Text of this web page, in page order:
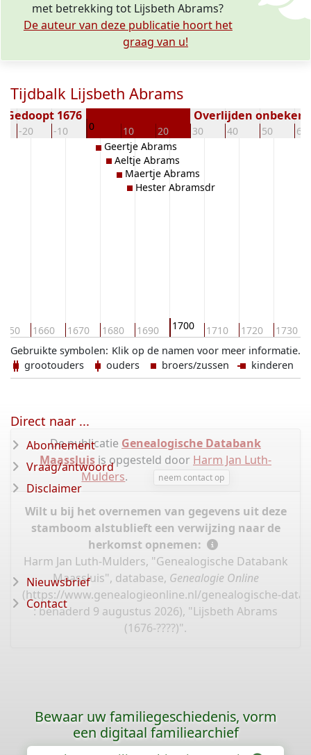
met betrekking tot Lijsbeth Abrams?
De auteur van deze publicatie hoort het
graag van u!
Tijdbalk Lijsbeth Abrams
-20 -10 0 10 20 30 40 50 60
Gedoopt 1676 Overlijden
1660 1670 1680 1690 1700 1710 1720 1730
Geertje Abrams
Aeltje Abrams
Maertje Abrams
Hester Abramsdr
Klik op de namen voor meer informatie.
Gebruikte symbolen:
grootouders
ouders broers/zussen kinderen
De publicatie Genealogische Databank
Maassluis is opgesteld door Harm Jan Luth-
Mulders. neem contact op
Wilt u bij het overnemen van gegevens uit deze
stamboom alstublieft een verwijzing naar de
herkomst opnemen:
Harm Jan Luth-Mulders, "Genealogische Databank
Maassluis", database, Genealogie Online
(https://www.genealogieonline.nl/genealogische-
: benaderd 9 augustus 2026), "Lijsbeth Abrams
(1676-????)".
Direct naar ...
Abonnement
Vraag/antwoord
Disclaimer
Nieuwsbrief
Contact
Bewaar uw familiegeschiedenis, vorm
een digitaal familiearchief